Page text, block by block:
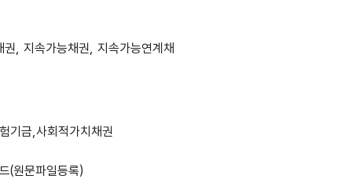
, 지속가능채권, 지속가능연계채
명, 도메인분류, 데이터타입, 최대길이, 표현방식, 단위, 생성
가변문자형
기금,사회적가치채권
(원문파일등록)